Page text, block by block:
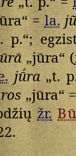
=la.
p.“;
„jūra“ (
jū́ra„t.
„jūra“
žr.